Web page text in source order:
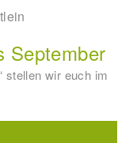
September
stellen wir euch im